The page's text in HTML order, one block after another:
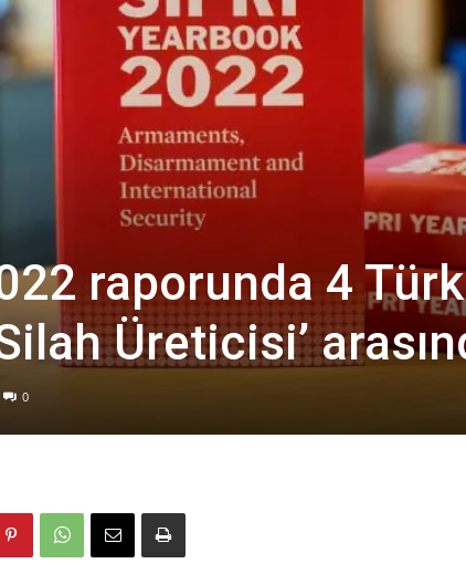
raporunda 4 Türk
Üreticisi’
0